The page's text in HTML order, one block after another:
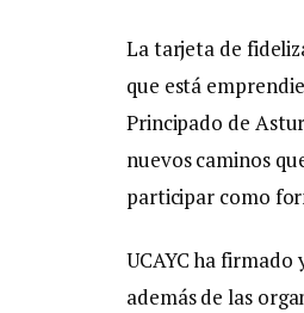
La tarjeta de
que está
Principado de
nuevos caminos
participar como
UCAYC ha firmado
además de las